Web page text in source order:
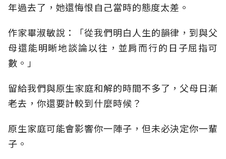
年過去了，她還悔恨自己當時的態度太差。
作家畢淑敏說：「從我們明白人生的韻律，到與父
母還能明晰地談論以往，並肩而行的日子屈指可
數。」
留給我們與原生家庭和解的時間不多了，父母日漸
老去，你還要計較到什麼時候？
原生家庭可能會影響你一陣子，但未必決定你一輩
子。